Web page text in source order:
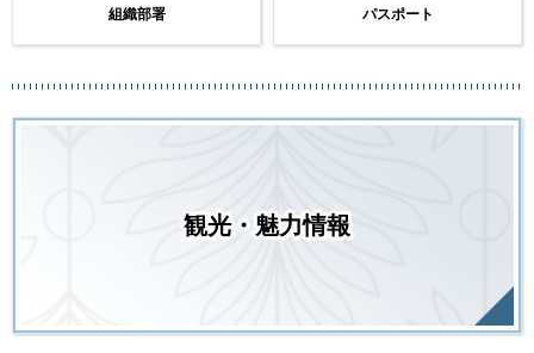
組織部署 パスポート
観光・魅力情報